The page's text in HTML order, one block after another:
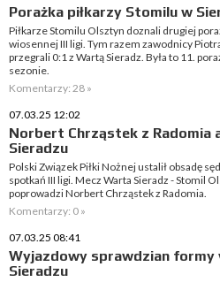
Porażka piłkarzy Stomilu w
Piłkarze Stomilu Olsztyn doznali drugiej
wiosennej III ligi. Tym razem zawodnicy
przegrali 0:1 z Wartą Sieradz. Była to 11.
sezonie.
Komentarzy: 28 »
07.03.25 12:02
Norbert Chrząstek z Radomia
Sieradzu
Polski Związek Piłki Nożnej ustalił obsadę
spotkań III ligi. Mecz Warta Sieradz - Stomil
poprowadzi Norbert Chrząstek z Radomia.
Komentarzy: 0 »
07.03.25 08:41
Wyjazdowy sprawdzian formy
Sieradzu